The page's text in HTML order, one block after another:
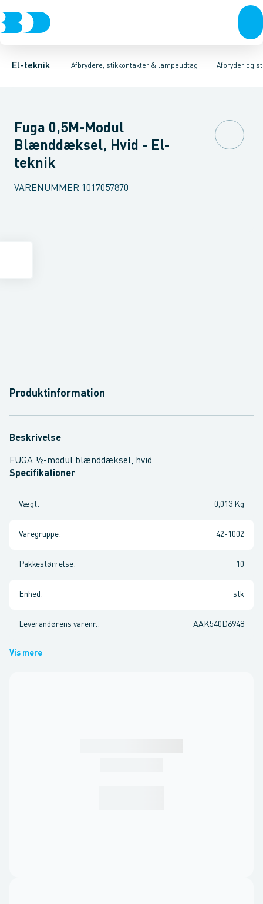
El-teknik Afbrydere, stikkontakter & lampeudtag
Afbrydere, stikkontakter & lampeudtagForgreningsmateriel
Afbryder og
Afbryder og stikdåsemateriel
Afbryder og stikkontakt kombinationInstallationsafbryder
Fuga 0,5M-Modul
Blænddæksel, Hvid - El-
teknik
VARENUMMER 1017057870
Produktinformation
Beskrivelse
FUGA ½-modul blænddæksel, hvid
Specifikationer
Vægt: 0,013 Kg
Varegruppe: 42-1002
Pakkestørrelse: 10
Enhed : stk
Leverandørens varenr. : AAK540D6948
Vis mere